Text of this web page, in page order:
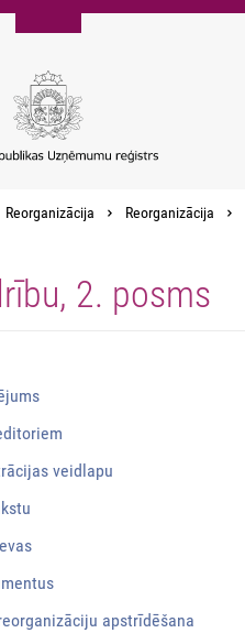
Reorganizācija Reorganizācija
2. posms
veidlapu
apstrīdēšana